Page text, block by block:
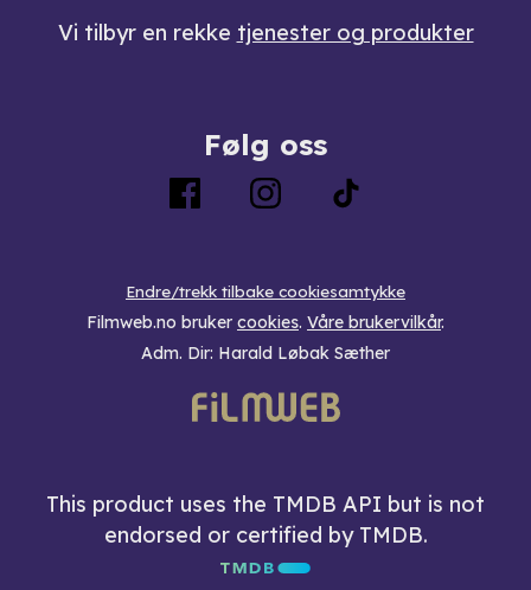
Vi tilbyr en rekke tjenester og produkter
Følg oss
Endre/trekk tilbake cookiesamtykke
Filmweb.no bruker cookies. Våre brukervilkår.
Adm. Dir: Harald Løbak Sæther
This product uses the TMDB API but is not
endorsed or certified by TMDB.